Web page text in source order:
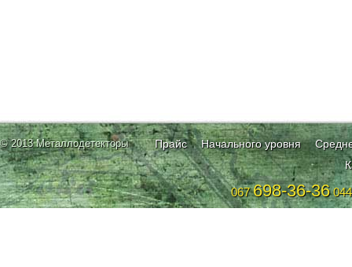
© 2013 Металлодетекторы Прайс Начального уровня
067698-36-36